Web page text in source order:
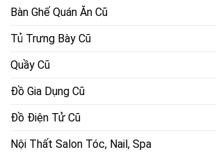
Bàn Ghế Quán Ăn Cũ
Tủ Trưng Bày Cũ
Quầy Cũ
Đồ Gia Dụng Cũ
Đồ Điện Tử Cũ
Nội Thất Salon Tóc, Nail, Spa